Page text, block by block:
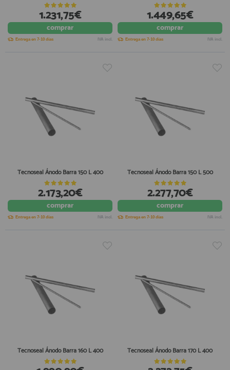
1.231,75€
comprar
Entrega en 7-10 días IVA incl.
1.449,65€
comprar
Entrega en 7-10 días IVA incl.
Tecnoseal Ánodo Barra 150 L 400
2.173,20€
comprar
Entrega en 7-10 días IVA incl.
Tecnoseal Ánodo Barra 150 L 500
2.277,70€
comprar
Entrega en 7-10 días IVA incl.
Tecnoseal Ánodo Barra 160 L 400 Tecnoseal Ánodo Barra 170 L 400